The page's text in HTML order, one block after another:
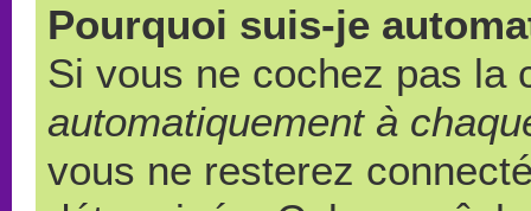
Pourquoi suis-je
Si vous ne cochez pas la
automatiquement à
vous ne resterez